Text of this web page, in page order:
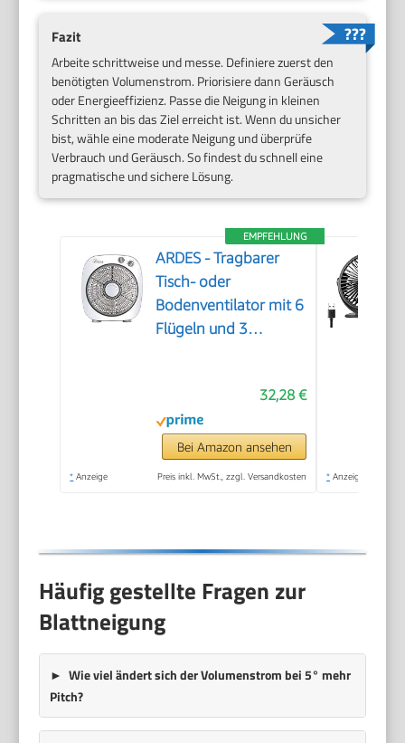
Fazit
Arbeite schrittweise und messe. Definiere zuerst den
benötigten Volumenstrom. Priorisiere dann Geräusch
oder Energieeffizienz. Passe die Neigung in kleinen
Schritten an bis das Ziel erreicht ist. Wenn du unsicher
bist, wähle eine moderate Neigung und überprüfe
Verbrauch und Geräusch. So findest du schnell eine
pragmatische und sichere Lösung.
EMPFEHLUNG
ARDES - Tragbarer
Tisch- oder
Bodenventilator mit 6
Flügeln und 3
Bodenventilator Box
Floor AR5B24, Weiß
32,28 €
Bei Amazon ansehen
* Anzeige Preis inkl. MwSt., zzgl. Versandkosten * Anzeige
Häufig gestellte Fragen zur
Blattneigung
Wie viel ändert sich der Volumenstrom bei 5° mehr
Pitch?